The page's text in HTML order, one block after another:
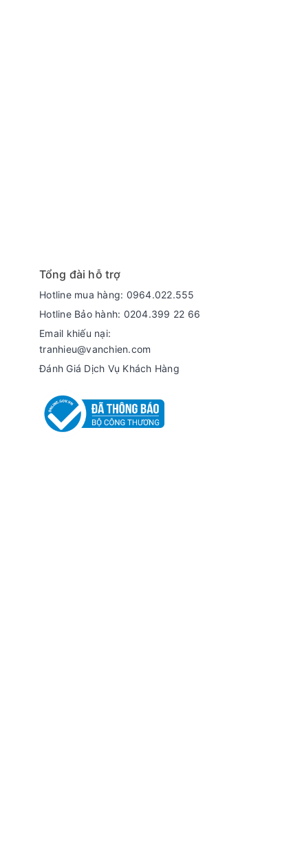
hoàn tất, cửa máy sẽ tự động mở hé,
Tổng đài hỗ trợ
Hotline mua hàng: 0964.022.555
Hotline Bảo hành: 0204.399 22 66
Email khiếu nại:
tranhieu@vanchien.com
Đánh Giá Dịch Vụ Khách Hàng